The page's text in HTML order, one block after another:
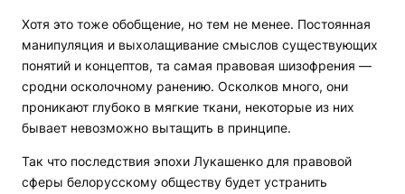
Хотя это тоже обобщение, но тем не менее. Постоянная
манипуляция и выхолащивание смыслов существующих
понятий и концептов, та самая правовая шизофрения —
сродни осколочному ранению. Осколков много, они
проникают глубоко в мягкие ткани, некоторые из них
бывает невозможно вытащить в принципе.
Так что последствия эпохи Лукашенко для правовой
сферы белорусскому обществу будет устранить